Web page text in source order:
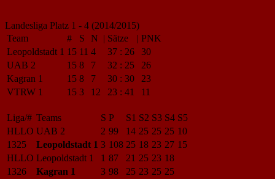
Landesliga Platz 1 - 4 (2014/2015)
Team
# S N | Sätze | PNK
Leopoldstadt 1 15 11 4 37 : 26
30
UAB 2
15 8 7 32 : 25
26
Kagran 1
15 8 7 30 : 30
23
VTRW 1
15 3 12 23 : 41 11
Liga/# Teams S P S1 S2 S3 S4 S5
HLLO UAB 2 2 99 14 25 25 25 10
1325
Leopoldstadt 1 3 108 25 18 23 27 15
HLLO Leopoldstadt 1 1 87 21 25 23 18
1326
Kagran 1 3 98 25 23 25 25